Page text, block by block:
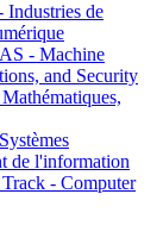
de
- Machine
and Security
de l'information
- Computer